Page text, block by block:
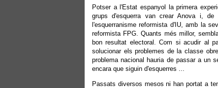
Potser a l'Estat espanyol la primera
grups d'esquerra van crear Anova i,
l'esquerranisme reformista d'IU, amb la
reformista FPG. Quants més millor,
bon resultat electoral. Com si acudir al
solucionar els problemes de la classe
problema nacional hauria de passar a un
encara que siguin d'esquerres ...
Passats diversos mesos ni han portat a